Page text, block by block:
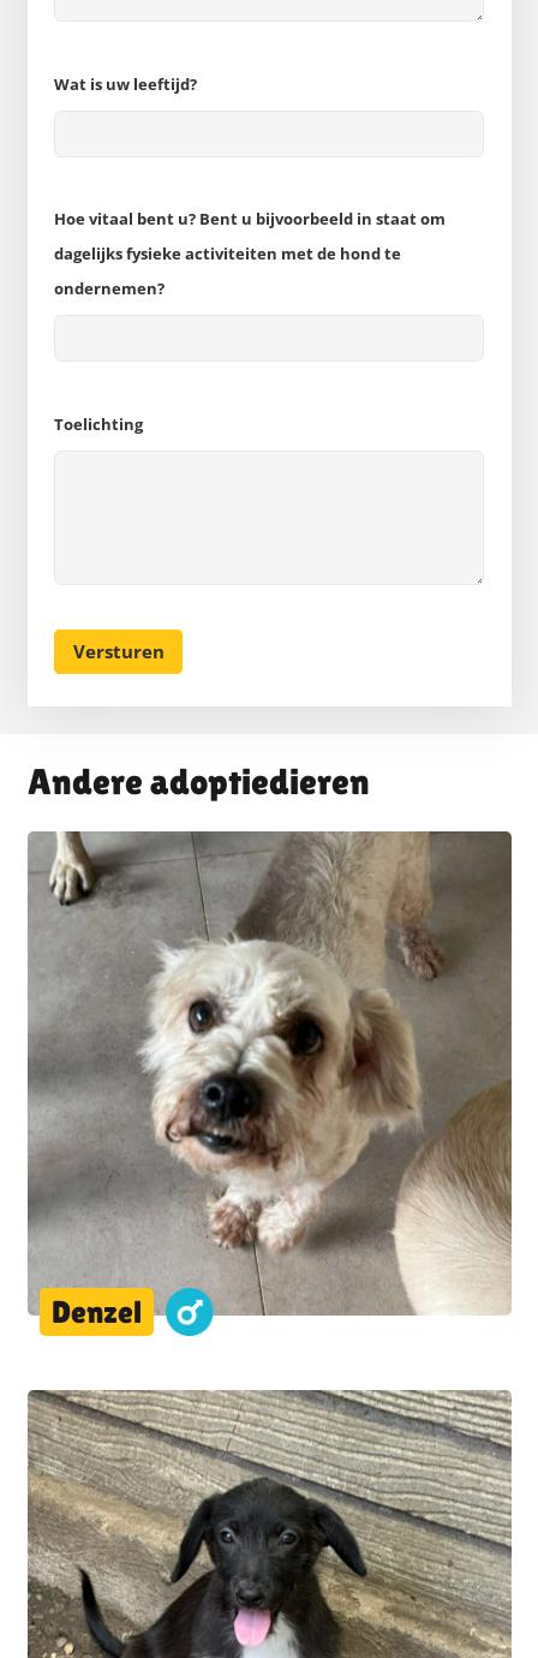
Wat is uw leeftijd?
Hoe vitaal bent u? Bent u bijvoorbeeld in staat om
dagelijks fysieke activiteiten met de hond te
ondernemen?
Toelichting
Andere adoptiedieren
Denzel